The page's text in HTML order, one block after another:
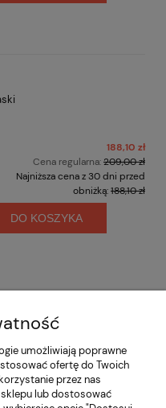
188,10 zł
Cena regularna:209,00 zł
Najniższa cena z 30 dni przed
obniżką:188,10 zł
DO KOSZYKA
umożliwiają poprawne
ofertę do Twoich
przez nas
lub dostosować